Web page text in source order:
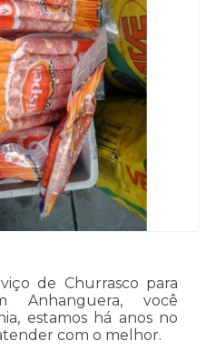
de Churrasco para
Anhanguera, você
estamos há anos no
com o melhor.